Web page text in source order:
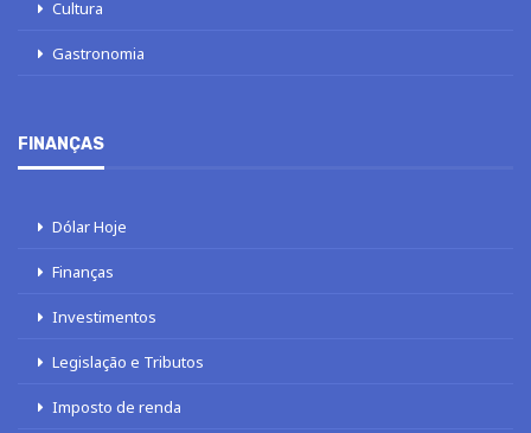
Cultura
Gastronomia
FINANÇAS
Dólar Hoje
Finanças
Investimentos
Legislação e Tributos
Imposto de renda